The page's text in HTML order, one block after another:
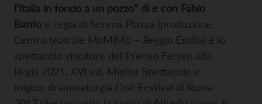
l’Italia in fondo a un pozzo” di e con Fabio
Banfo e regia di Serena Piazza (produzione
Centro teatrale MaMiMò – Reggio Emilia) è lo
spettacolo vincitore del Premio Fersen alla
Regia 2021, XVI ed. Miglior Spettacolo e
miglior drammaturgia Doit Festival di Roma